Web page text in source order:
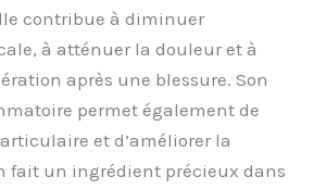
contribue à diminuer
à atténuer la douleur et à
après une blessure. Son
permet également de
et d’améliorer la
fait un ingrédient précieux dans